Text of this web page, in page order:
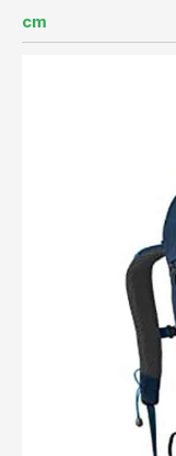
cm